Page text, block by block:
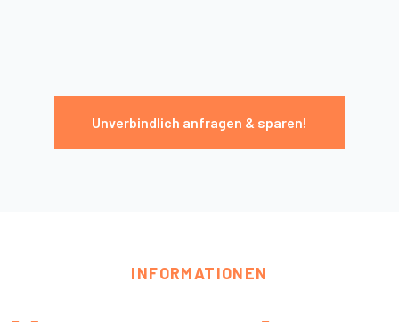
Unverbindlich anfragen & sparen!
INFORMATIONEN